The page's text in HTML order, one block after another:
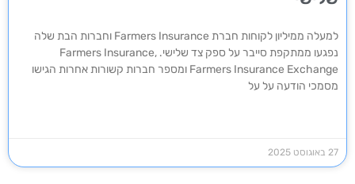
למעלה ממיליון לקוחות חברת Farmers Insurance וחברות הבת שלה
נפגעו ממתקפת סייבר על ספק צד שלישי. Farmers Insurance,
Farmers Insurance Exchange ומספר חברות קשורות אחרות הגישו
מסמכי הודעה על על
27 באוגוסט 2025